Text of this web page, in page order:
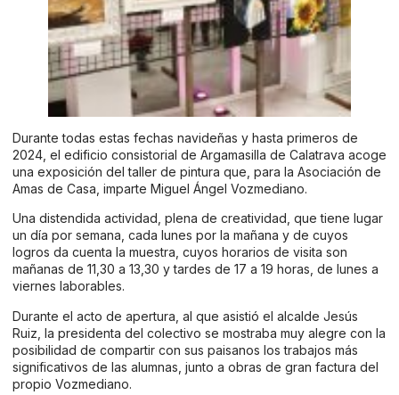
Durante todas estas fechas navideñas y hasta primeros de
2024, el edificio consistorial de Argamasilla de Calatrava acoge
una exposición del taller de pintura que, para la Asociación de
Amas de Casa, imparte Miguel Ángel Vozmediano.
Una distendida actividad, plena de creatividad, que tiene lugar
un día por semana, cada lunes por la mañana y de cuyos
logros da cuenta la muestra, cuyos horarios de visita son
mañanas de 11,30 a 13,30 y tardes de 17 a 19 horas, de lunes a
viernes laborables.
Durante el acto de apertura, al que asistió el alcalde Jesús
Ruiz, la presidenta del colectivo se mostraba muy alegre con la
posibilidad de compartir con sus paisanos los trabajos más
significativos de las alumnas, junto a obras de gran factura del
propio Vozmediano.